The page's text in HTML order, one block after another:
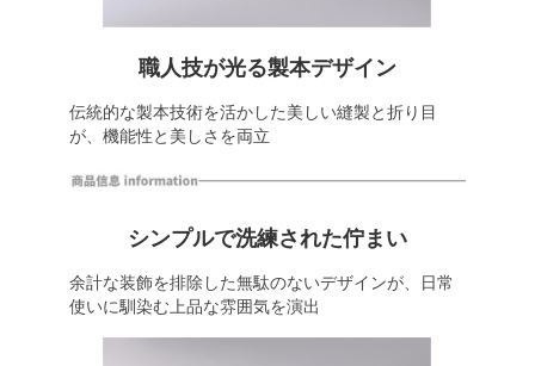
職人技が光る製本デザイン
伝統的な製本技術を活かした美しい縫製と折り目
が、機能性と美しさを両立
シンプルで洗練された佇まい
余計な装飾を排除した無駄のないデザインが、日常
使いに馴染む上品な雰囲気を演出